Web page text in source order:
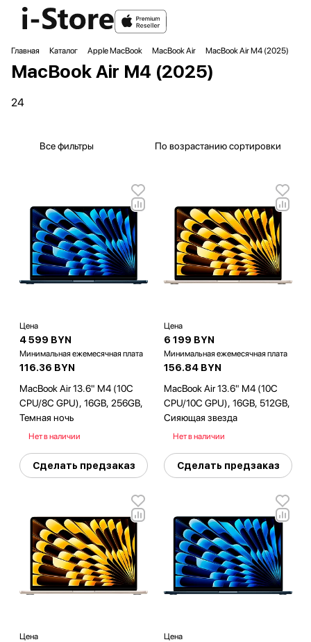
Главная Каталог Apple MacBook MacBook Air MacBook Air M4 (2025)
MacBook Air M4 (2025)
24
Все фильтры По возрастанию сортировки
Цена
4 599 BYN
Минимальная ежемесячная плата
116.36 BYN
MacBook Air 13.6" M4 (10C
CPU/8C GPU), 16GB, 256GB,
Темная ночь
Нет в наличии
Сделать предзаказ
Цена
6 199 BYN
Минимальная ежемесячная плата
156.84 BYN
MacBook Air 13.6" M4 (10C
CPU/10C GPU), 16GB, 512GB,
Сияющая звезда
Нет в наличии
Сделать предзаказ
Цена Цена